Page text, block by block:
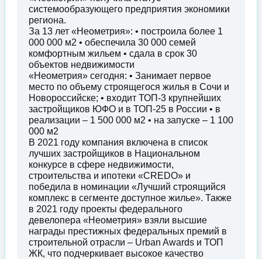
системообразующего предприятия экономики
региона.
За 13 лет «Неометрия»: • построила более 1
000 000 м2 • обеспечила 30 000 семей
комфортным жильем • сдала в срок 30
объектов недвижимости
«Неометрия» сегодня: • Занимает первое
место по объему строящегося жилья в Сочи и
Новороссийске; • входит ТОП-3 крупнейших
застройщиков ЮФО и в ТОП-25 в России • в
реализации – 1 500 000 м2 • на запуске – 1 100
000 м2
В 2021 году компания включена в список
лучших застройщиков в Национальном
конкурсе в сфере недвижимости,
строительства и ипотеки «CREDO» и
победила в номинации «Лучший строящийся
комплекс в сегменте доступное жилье». Также
в 2021 году проекты федерального
девелопера «Неометрия» взяли высшие
награды престижных федеральных премий в
строительной отрасли – Urban Awards и ТОП
ЖК, что подчеркивает высокое качество